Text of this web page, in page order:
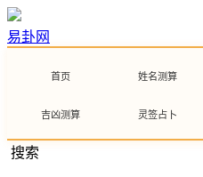
易卦网
首页 姓名测算
吉凶测算 灵签占卜
搜索